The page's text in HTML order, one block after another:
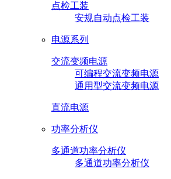
点检工装
安规自动点检工装
电源系列
交流变频电源
可编程交流变频电源
通用型交流变频电源
直流电源
功率分析仪
多通道功率分析仪
多通道功率分析仪